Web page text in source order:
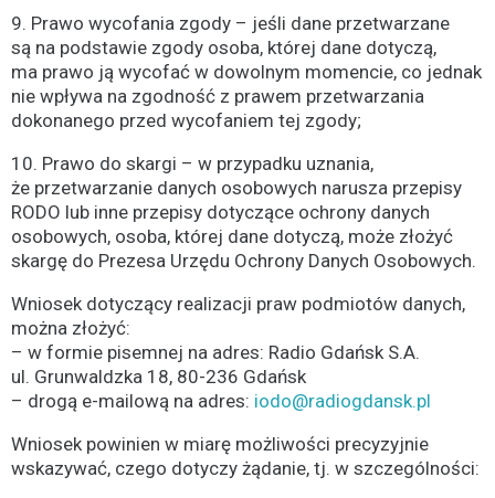
9. Prawo wycofania zgody – jeśli dane przetwarzane
są na podstawie zgody osoba, której dane dotyczą,
ma prawo ją wycofać w dowolnym momencie, co jednak
nie wpływa na zgodność z prawem przetwarzania
dokonanego przed wycofaniem tej zgody;
10. Prawo do skargi – w przypadku uznania,
że przetwarzanie danych osobowych narusza przepisy
RODO lub inne przepisy dotyczące ochrony danych
osobowych, osoba, której dane dotyczą, może złożyć
skargę do Prezesa Urzędu Ochrony Danych Osobowych.
Wniosek dotyczący realizacji praw podmiotów danych,
można złożyć:
– w formie pisemnej na adres: Radio Gdańsk S.A.
ul. Grunwaldzka 18, 80-236 Gdańsk
– drogą e-mailową na adres: iodo@radiogdansk.pl
Wniosek powinien w miarę możliwości precyzyjnie
wskazywać, czego dotyczy żądanie, tj. w szczególności: